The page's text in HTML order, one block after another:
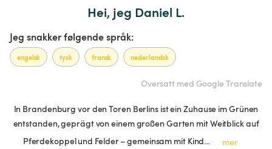
Hei, jeg Daniel L.
Jeg snakker følgende språk:
engelsk tysk fransk nederlandsk
Oversatt med Google Translate
In Brandenburg vor den Toren Berlins ist ein Zuhause im Grünen
entstanden, geprägt von einem großen Garten mit Weitblick auf
Pferdekoppel und Felder – gemeinsam mit Kind…
mer